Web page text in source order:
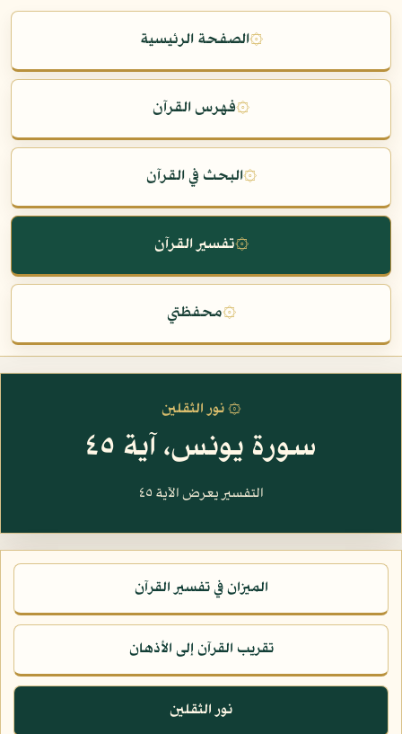
۞الصفحة الرئيسية
۞فهرس القرآن
۞البحث في القرآن
۞تفسير القرآن
۞محفظتي
۞ نور الثقلين
سورة يونس، آية ٤٥
التفسير يعرض الآية ٤٥
الميزان في تفسير القرآن
تقريب القرآن إلى الأذهان
نور الثقلين